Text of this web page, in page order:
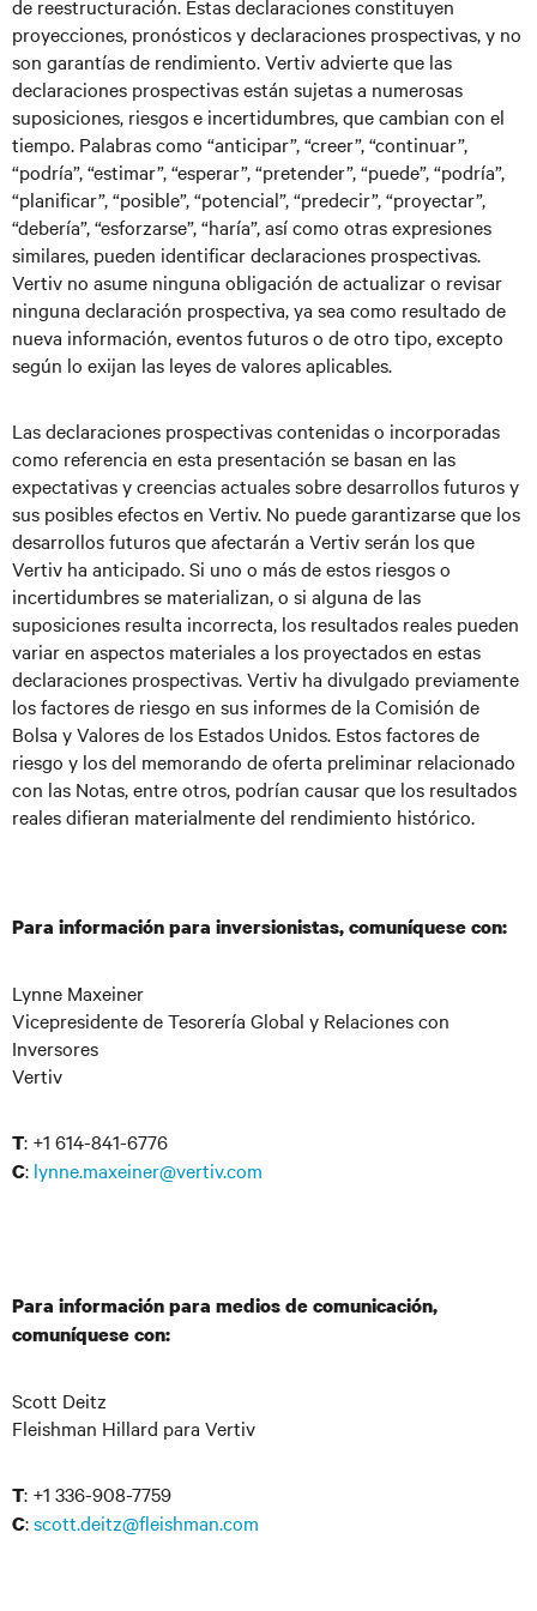
de reestructuración. Estas declaraciones constituyen
proyecciones, pronósticos y declaraciones prospectivas, y no
son garantías de rendimiento. Vertiv advierte que las
declaraciones prospectivas están sujetas a numerosas
suposiciones, riesgos e incertidumbres, que cambian con el
tiempo. Palabras como “anticipar”, “creer”, “continuar”,
“podría”, “estimar”, “esperar”, “pretender”, “puede”, “podría”,
“planificar”, “posible”, “potencial”, “predecir”, “proyectar”,
“debería”, “esforzarse”, “haría”, así como otras expresiones
similares, pueden identificar declaraciones prospectivas.
Vertiv no asume ninguna obligación de actualizar o revisar
ninguna declaración prospectiva, ya sea como resultado de
nueva información, eventos futuros o de otro tipo, excepto
según lo exijan las leyes de valores aplicables.
Las declaraciones prospectivas contenidas o incorporadas
como referencia en esta presentación se basan en las
expectativas y creencias actuales sobre desarrollos futuros y
sus posibles efectos en Vertiv. No puede garantizarse que los
desarrollos futuros que afectarán a Vertiv serán los que
Vertiv ha anticipado. Si uno o más de estos riesgos o
incertidumbres se materializan, o si alguna de las
suposiciones resulta incorrecta, los resultados reales pueden
variar en aspectos materiales a los proyectados en estas
declaraciones prospectivas. Vertiv ha divulgado previamente
los factores de riesgo en sus informes de la Comisión de
Bolsa y Valores de los Estados Unidos. Estos factores de
riesgo y los del memorando de oferta preliminar relacionado
con las Notas, entre otros, podrían causar que los resultados
reales difieran materialmente del rendimiento histórico.
Para información para inversionistas, comuníquese con:
Lynne Maxeiner
Vicepresidente de Tesorería Global y Relaciones con
Inversores
Vertiv
T: +1 614-841-6776
C: lynne.maxeiner@vertiv.com
Para información para medios de comunicación,
comuníquese con:
Scott Deitz
Fleishman Hillard para Vertiv
T: +1 336-908-7759
C:scott.deitz@fleishman.com